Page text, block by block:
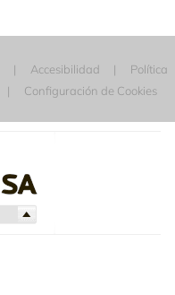
Accesibilidad
Política
Configuración de Cookies